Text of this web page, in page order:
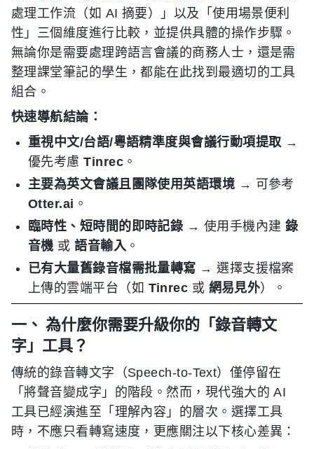
處理工作流（如 AI 摘要）」以及「使用場景便利
性」三個維度進行比較，並提供具體的操作步驟。
無論你是需要處理跨語言會議的商務人士，還是需
整理課堂筆記的學生，都能在此找到最適切的工具
組合。
快速導航結論：
重視中文/台語/粵語精準度與會議行動項提取→
優先考慮Tinrec。
主要為英文會議且團隊使用英語環境 → 可參考
Otter.ai 。
臨時性、短時間的即時記錄 → 使用手機內建 錄
音機 或語音輸入 。
已有大量舊錄音檔需批量轉寫 → 選擇支援檔案
上傳的雲端平台（如 Tinrec 或 網易見外）。
一、 為什麼你需要升級你的「錄音轉文
字」工具？
傳統的錄音轉文字（Speech-to-Text）僅停留在
「將聲音變成字」的階段。然而，現代強大的 AI
工具已經演進至「理解內容」的層次。選擇工具
時，不應只看轉寫速度，更應關注以下核心差異：